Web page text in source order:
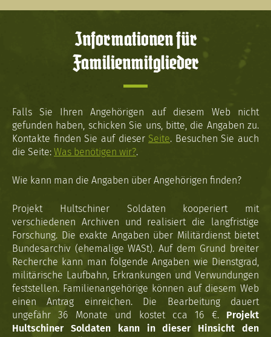
Informationen für
Familienmitglieder
Falls Sie Ihren Angehörigen auf diesem Web nicht
gefunden haben, schicken Sie uns, bitte, die Angaben zu.
Kontakte finden Sie auf dieser Seite. Besuchen Sie auch
die Seite: Was benötigen wir?.
Wie kann man die Angaben über Angehörigen finden?
Projekt Hultschiner Soldaten kooperiert mit
verschiedenen Archiven und realisiert die langfristige
Forschung. Die exakte Angaben über Militärdienst bietet
Bundesarchiv (ehemalige WASt). Auf dem Grund breiter
Recherche kann man folgende Angaben wie Dienstgrad,
militärische Laufbahn, Erkrankungen und Verwundungen
feststellen. Familienangehörige können auf diesem Web
einen Antrag einreichen. Die Bearbeitung dauert
ungefähr 36 Monate und kostet cca 16 €. Projekt
Hultschiner Soldaten kann in dieser Hinsicht den